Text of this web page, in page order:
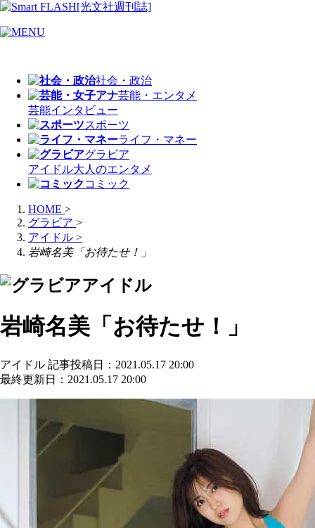
社会・政治
芸能・エンタメ
芸能インタビュー
スポーツ
ライフ・マネー
グラビア
アイドル大人のエンタメ
コミック
HOME >
グラビア >
アイドル >
岩崎名美「お待たせ！」
アイドル
岩崎名美「お待たせ！」
アイドル 記事投稿日：2021.05.17 20:00
最終更新日：2021.05.17 20:00